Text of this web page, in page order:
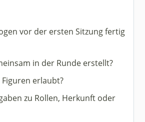
vor der ersten Sitzung fertig
in der Runde erstellt?
erlaubt?
zu Rollen, Herkunft oder